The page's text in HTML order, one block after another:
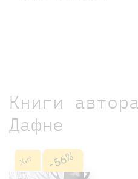
Книги
Дафне
Хит -56%